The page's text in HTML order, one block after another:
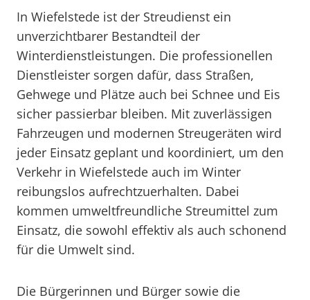
In Wiefelstede ist der Streudienst ein
unverzichtbarer Bestandteil der
Winterdienstleistungen. Die professionellen
Dienstleister sorgen dafür, dass Straßen,
Gehwege und Plätze auch bei Schnee und Eis
sicher passierbar bleiben. Mit zuverlässigen
Fahrzeugen und modernen Streugeräten wird
jeder Einsatz geplant und koordiniert, um den
Verkehr in Wiefelstede auch im Winter
reibungslos aufrechtzuerhalten. Dabei
kommen umweltfreundliche Streumittel zum
Einsatz, die sowohl effektiv als auch schonend
für die Umwelt sind.
Die Bürgerinnen und Bürger sowie die